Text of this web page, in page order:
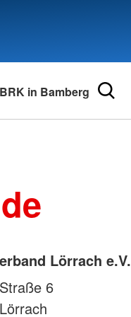
in Bamberg
Sicherheit
Beschwerde und Lob
Lörrach e.V.
6
Lörrach